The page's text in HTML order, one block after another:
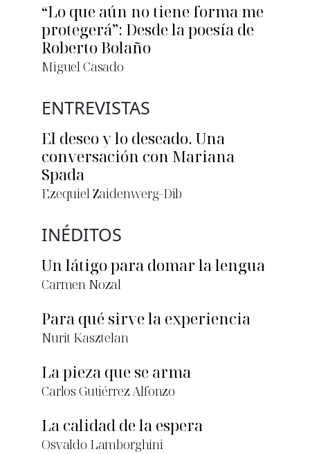
“Lo que aún no tiene forma me
protegerá”: Desde la poesía de
Roberto Bolaño
Miguel Casado
ENTREVISTAS
El deseo y lo deseado. Una
conversación con Mariana
Spada
Ezequiel Zaidenwerg-Dib
INÉDITOS
Un látigo para domar la lengua
Carmen Nozal
Para qué sirve la experiencia
Nurit Kasztelan
La pieza que se arma
Carlos Gutiérrez Alfonzo
La calidad de la espera
Osvaldo Lamborghini